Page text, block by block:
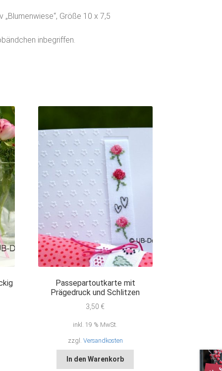
Größe 10 x 7,5
inbegriffen.
Passepartoutkarte mit
Prägedruck und Schlitzen
3,50 €
inkl. 19 % MwSt.
zzgl. Versandkosten
In den Warenkorb